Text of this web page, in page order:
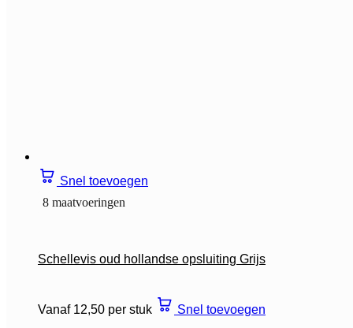
Snel toevoegen
8 maatvoeringen
Schellevis oud hollandse opsluiting Grijs
Vanaf 12,50 per stuk Snel toevoegen